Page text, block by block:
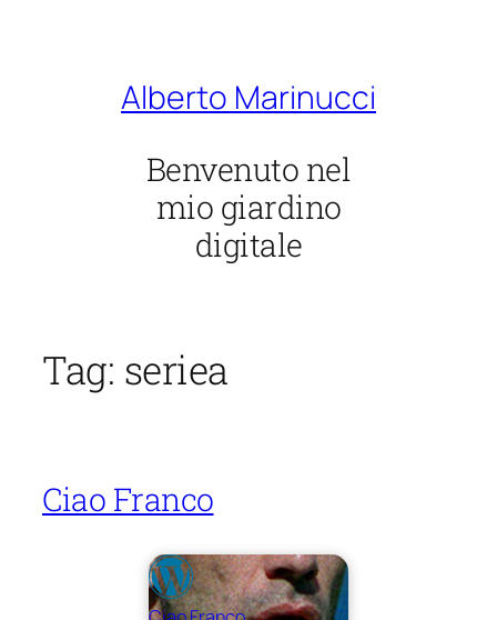
Alberto Marinucci
Benvenuto nel
mio giardino
digitale
Tag: seriea
Ciao Franco